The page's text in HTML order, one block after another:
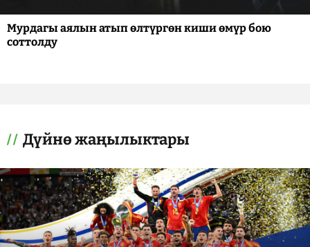
Мурдагы аялын атып өлтүргөн киши өмүр бою
соттолду
Дүйнө жаңылыктары